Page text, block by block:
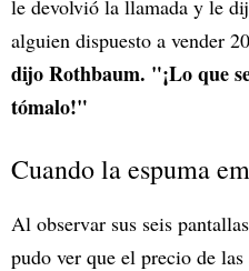
le devolvió la llamada y le
alguien dispuesto a vender
dijo Rothbaum. "¡Lo que
tómalo!"
Cuando la espuma
Al observar sus seis
pudo ver que el precio de las